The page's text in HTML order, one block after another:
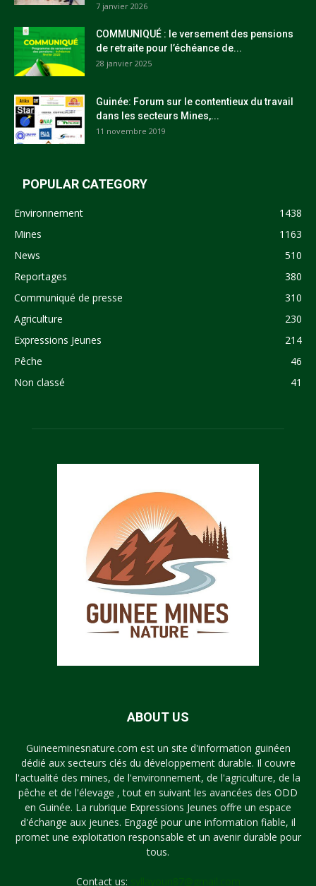
7 janvier 2026
COMMUNIQUÉ : le versement des pensions
de retraite pour l’échéance de...
28 janvier 2025
Guinée: Forum sur le contentieux du travail
dans les secteurs Mines,...
11 novembre 2019
POPULAR CATEGORY
Environnement
1438
Mines
1163
News
510
Reportages
380
Communiqué de presse
310
Agriculture
230
Expressions Jeunes
214
Pêche
46
Non classé
41
ABOUT US
Guineeminesnature.com est un site d'information guinéen
dédié aux secteurs clés du développement durable. Il couvre
l'actualité des mines, de l'environnement, de l'agriculture, de la
pêche et de l'élevage , tout en suivant les avancées des ODD
en Guinée. La rubrique Expressions Jeunes offre un espace
d'échange aux jeunes. Engagé pour une information fiable, il
promet une exploitation responsable et un avenir durable pour
tous.
Contact us: